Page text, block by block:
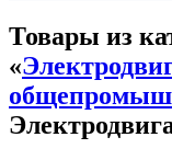
Товары из
«